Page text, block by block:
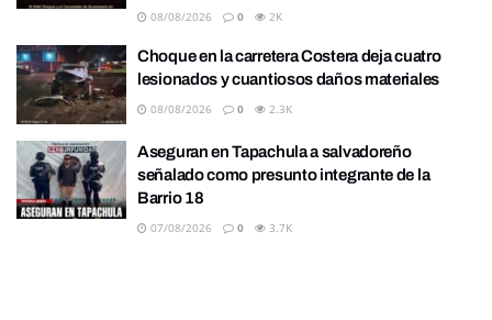
08/08/2026 0 2K
Choque en la carretera Costera deja cuatro
lesionados y cuantiosos daños materiales
08/08/2026 0 2.3K
Aseguran en Tapachula a salvadoreño
señalado como presunto integrante de la
Barrio 18
07/08/2026 0 3.7K